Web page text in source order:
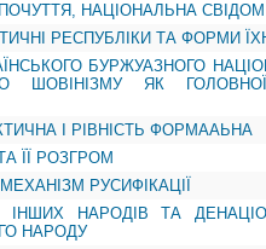
НАЦІОНАЛЬНА
РЕСПУБЛІКИ ТА ФОРМИ
БУРЖУАЗНОГО
ШОВІНІЗМУ ЯК
І РІВНІСТЬ ФОРМААЬНА
ЇЇ РОЗГРОМ
РУСИФІКАЦІЇ
ІНШИХ НАРОДІВ ТА
НАРОДУ